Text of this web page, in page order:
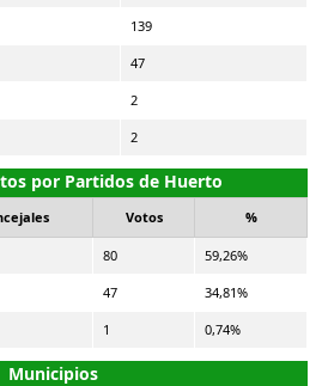
139
47
2
2
por Partidos de Huerto
Votos %
80 59,26%
47 34,81%
1 0,74%
Municipios